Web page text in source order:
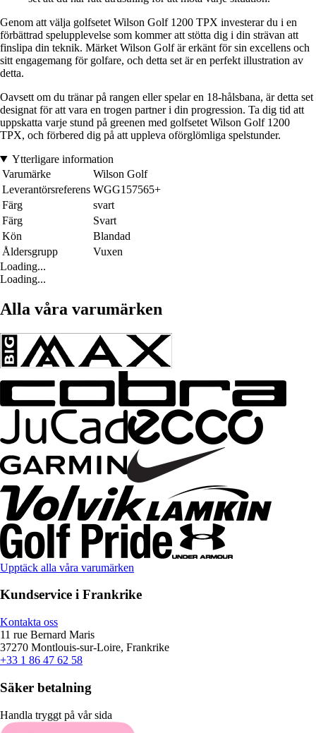
Genom att välja golfsetet Wilson Golf 1200 TPX investerar du i en
förbättrad spelupplevelse som kommer att stötta dig i din strävan att
finslipa din teknik. Märket Wilson Golf är erkänt för sin excellens och
sitt engagemang för golfare, och detta set är en perfekt illustration av
detta.
Oavsett om du tränar på rangen eller spelar en 18-hålsbana, är detta set
designat för att vara en trogen partner i din progression. Ta dig tid att
uppskatta varje stund på greenen med golfsetet Wilson Golf 1200
TPX, och förbered dig på att uppleva oförglömliga spelstunder.
Ytterligare information
Varumärke
Wilson Golf
Leverantörsreferens WGG157565+
Färg
svart
Färg
Svart
Kön
Blandad
Åldersgrupp
Vuxen
Loading...
Loading...
Alla våra varumärken
Upptäck alla våra varumärken
Kundservice i Frankrike
Kontakta oss
11 rue Bernard Maris
37270 Montlouis-sur-Loire, Frankrike
+33 1 86 47 62 58
Säker betalning
Handla tryggt på vår sida